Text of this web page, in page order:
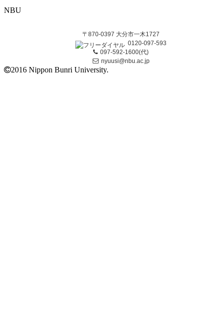
NBU
〒870-0397 大分市一木1727
0120-097-593
097-592-1600(代)
nyuusi@nbu.ac.jp
2016 Nippon Bunri University.